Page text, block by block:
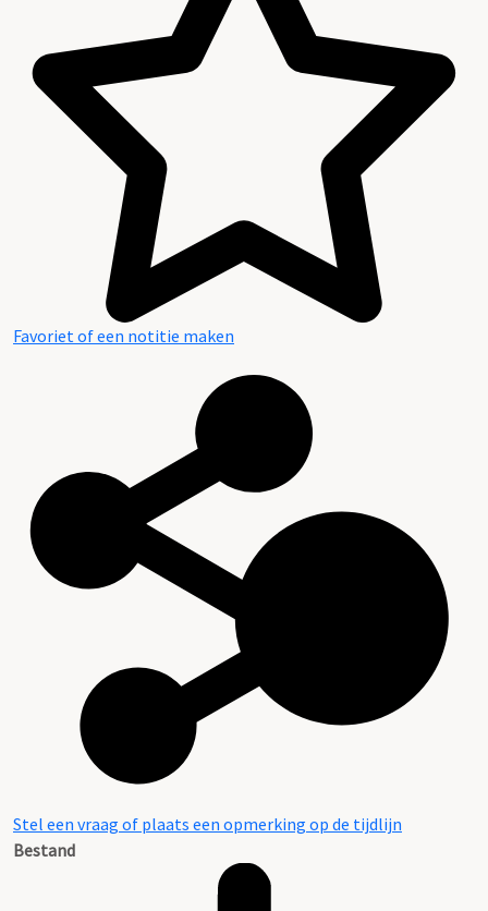
Favoriet of een notitie maken
Stel een vraag of plaats een opmerking op de tijdlijn
Bestand